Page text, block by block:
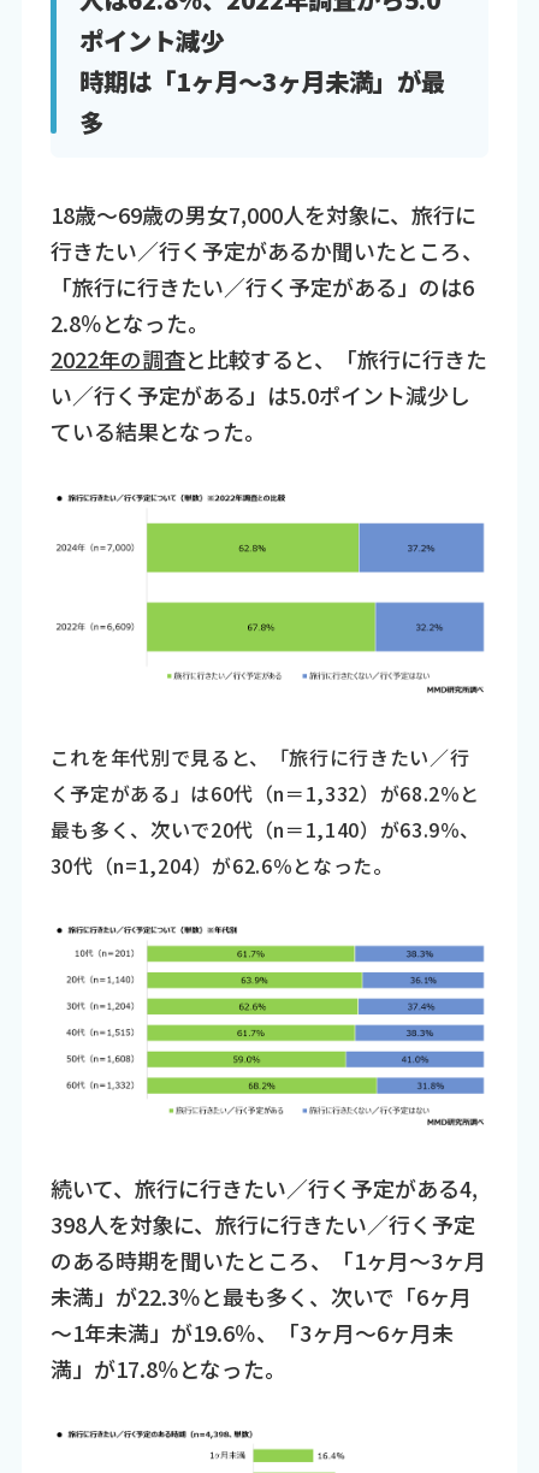
ポイント減少
時期は「1ヶ月～3ヶ月未満」が最
多
18歳～69歳の男女7,000人を対象に、旅行に
行きたい／行く予定があるか聞いたところ、
「旅行に行きたい／行く予定がある」のは6
2.8％となった。
2022年の調査と比較すると、「旅行に行きた
い／行く予定がある」は5.0ポイント減少し
ている結果となった。
これを年代別で見ると、「旅行に行きたい／行
く予定がある」は60代（n＝1,332）が68.2％と
最も多く、次いで20代（n＝1,140）が63.9％、
30代（n=1,204）が62.6％となった。
続いて、旅行に行きたい／行く予定がある4,
398人を対象に、旅行に行きたい／行く予定
のある時期を聞いたところ、「1ヶ月～3ヶ月
未満」が22.3％と最も多く、次いで「6ヶ月
～1年未満」が19.6％、「3ヶ月～6ヶ月未
満」が17.8％となった。